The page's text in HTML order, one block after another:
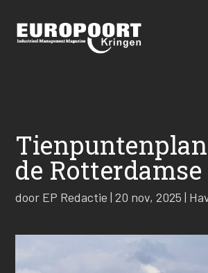
de
door EP Redactie |20 nov, 2025 |